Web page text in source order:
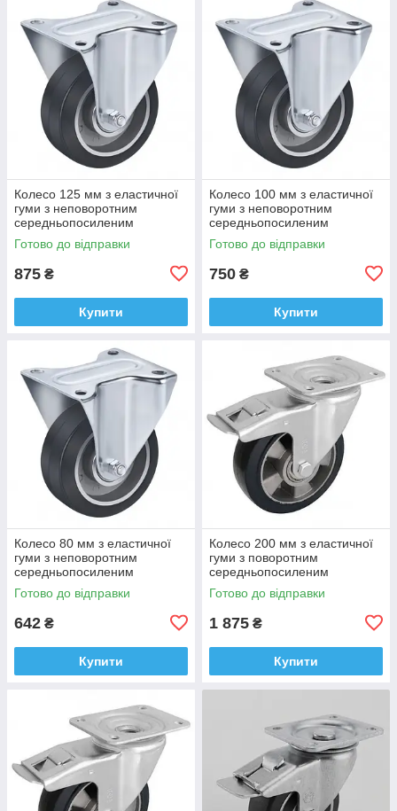
Колесо 125 мм з еластичної
гуми з неповоротним
середньопосиленим
кронштейном (250 кг)
Готово до відправки
875 ₴
Купити
Колесо 100 мм з еластичної
гуми з неповоротним
середньопосиленим
кронштейном (200 кг)
Готово до відправки
750 ₴
Купити
Колесо 80 мм з еластичної
гуми з неповоротним
середньопосиленим
кронштейном (180 кг)
Готово до відправки
642 ₴
Купити
Колесо 200 мм з еластичної
гуми з поворотним
середньопосиленим
кронштейном і гальмом (500
кг)
Готово до відправки
1 875 ₴
Купити